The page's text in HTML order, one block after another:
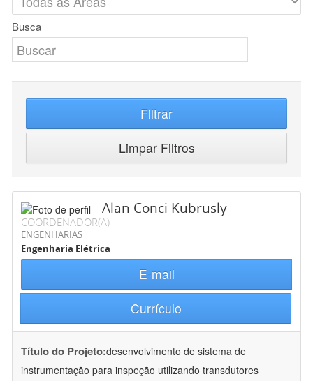
Busca
Filtrar
Limpar Filtros
Alan Conci Kubrusly
COORDENADOR(A)
ENGENHARIAS
Engenharia Elétrica
E-mail
Currículo
Título do Projeto:desenvolvimento de sistema de
instrumentação para inspeção utilizando transdutores